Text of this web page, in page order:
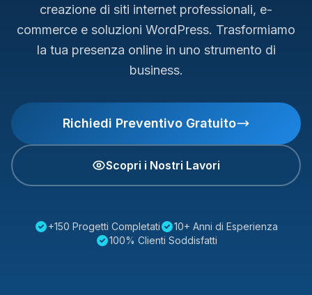
creazione di siti internet professionali, e-
commerce e soluzioni WordPress. Trasformiamo
la tua presenza online in uno strumento di
business.
Richiedi Preventivo Gratuito
Scopri i Nostri Lavori
+150 Progetti Completati
10+ Anni di Esperienza
100% Clienti Soddisfatti